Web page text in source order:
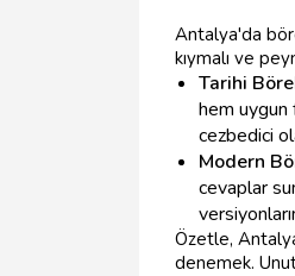
Antalya'da
kıymalı ve
Tarihi
hem uygun
cezbedici
Modern
cevaplar
Özetle,
denemek.